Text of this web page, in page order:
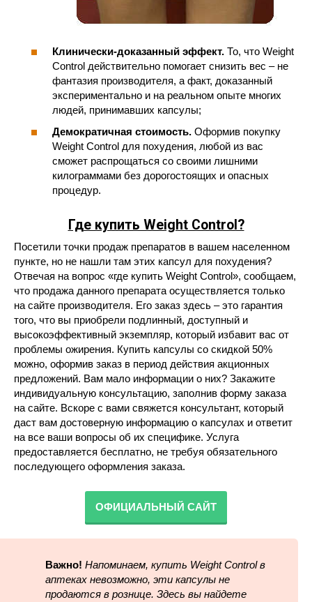
Клинически-доказанный эффект. То, что Weight
Control действительно помогает снизить вес – не
фантазия производителя, а факт, доказанный
экспериментально и на реальном опыте многих
людей, принимавших капсулы;
Демократичная стоимость. Оформив покупку
Weight Control для похудения, любой из вас
сможет распрощаться со своими лишними
килограммами без дорогостоящих и опасных
процедур.
Где купить Weight Control?
Посетили точки продаж препаратов в вашем населенном
пункте, но не нашли там этих капсул для похудения?
Отвечая на вопрос «где купить Weight Control», сообщаем,
что продажа данного препарата осуществляется только
на сайте производителя. Его заказ здесь – это гарантия
того, что вы приобрели подлинный, доступный и
высокоэффективный экземпляр, который избавит вас от
проблемы ожирения. Купить капсулы со скидкой 50%
можно, оформив заказ в период действия акционных
предложений. Вам мало информации о них? Закажите
индивидуальную консультацию, заполнив форму заказа
на сайте. Вскоре с вами свяжется консультант, который
даст вам достоверную информацию о капсулах и ответит
на все ваши вопросы об их специфике. Услуга
предоставляется бесплатно, не требуя обязательного
последующего оформления заказа.
ОФИЦИАЛЬНЫЙ САЙТ
Важно! Напоминаем, купить Weight Control в
аптеках невозможно, эти капсулы не
продаются в рознице. Здесь вы найдете